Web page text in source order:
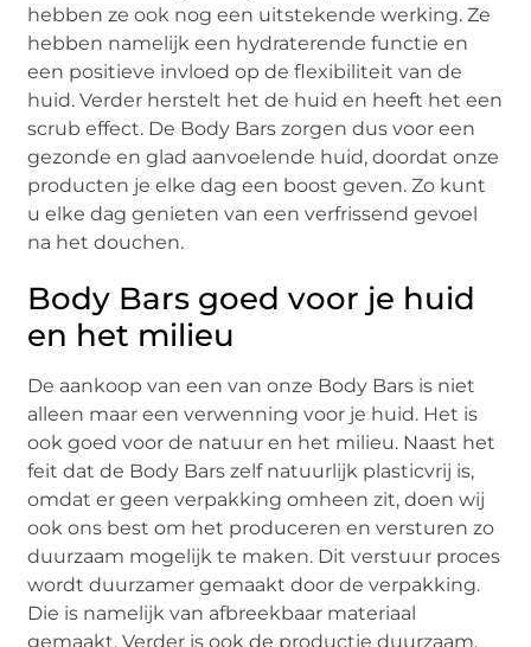
hebben ze ook nog een uitstekende werking. Ze
hebben namelijk een hydraterende functie en
een positieve invloed op de flexibiliteit van de
huid. Verder herstelt het de huid en heeft het een
scrub effect. De Body Bars zorgen dus voor een
gezonde en glad aanvoelende huid, doordat onze
producten je elke dag een boost geven. Zo kunt
u elke dag genieten van een verfrissend gevoel
na het douchen.
Body Bars goed voor je huid
en het milieu
De aankoop van een van onze Body Bars is niet
alleen maar een verwenning voor je huid. Het is
ook goed voor de natuur en het milieu. Naast het
feit dat de Body Bars zelf natuurlijk plasticvrij is,
omdat er geen verpakking omheen zit, doen wij
ook ons best om het produceren en versturen zo
duurzaam mogelijk te maken. Dit verstuur proces
wordt duurzamer gemaakt door de verpakking.
Die is namelijk van afbreekbaar materiaal
gemaakt. Verder is ook de productie duurzaam.